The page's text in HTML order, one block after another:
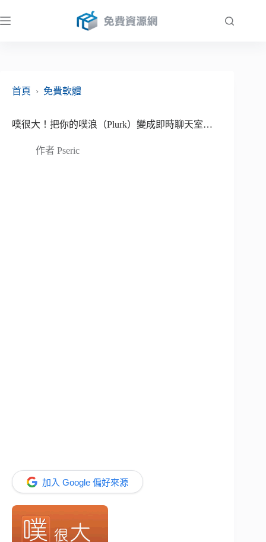
至
首頁
› 免費軟體
噗很大！把你的噗浪（Plurk）變成即時聊天室…
作者 Pseric
加入 Google 偏好來源